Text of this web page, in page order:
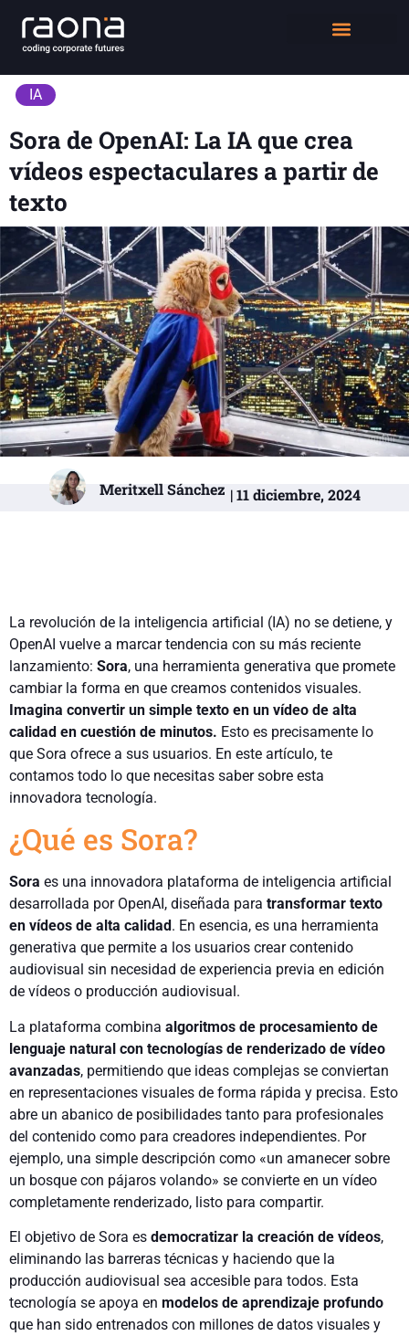
IA
Sora de OpenAI: La IA que crea
vídeos espectaculares a partir de
texto
Meritxell Sánchez | 11 diciembre, 2024
La revolución de la inteligencia artificial (IA) no se detiene, y
OpenAI vuelve a marcar tendencia con su más reciente
lanzamiento: Sora, una herramienta generativa que promete
cambiar la forma en que creamos contenidos visuales.
Imagina convertir un simple texto en un vídeo de alta
calidad en cuestión de minutos. Esto es precisamente lo
que Sora ofrece a sus usuarios. En este artículo, te
contamos todo lo que necesitas saber sobre esta
innovadora tecnología.
¿Qué es Sora?
Sora es una innovadora plataforma de inteligencia artificial
desarrollada por OpenAI, diseñada para transformar texto
en vídeos de alta calidad . En esencia, es una herramienta
generativa que permite a los usuarios crear contenido
audiovisual sin necesidad de experiencia previa en edición
de vídeos o producción audiovisual.
La plataforma combina algoritmos de procesamiento de
lenguaje natural con tecnologías de renderizado de vídeo
avanzadas, permitiendo que ideas complejas se conviertan
en representaciones visuales de forma rápida y precisa. Esto
abre un abanico de posibilidades tanto para profesionales
del contenido como para creadores independientes. Por
ejemplo, una simple descripción como «un amanecer sobre
un bosque con pájaros volando» se convierte en un vídeo
completamente renderizado, listo para compartir.
El objetivo de Sora es democratizar la creación de vídeos,
eliminando las barreras técnicas y haciendo que la
producción audiovisual sea accesible para todos. Esta
tecnología se apoya en modelos de aprendizaje profundo
que han sido entrenados con millones de datos visuales y